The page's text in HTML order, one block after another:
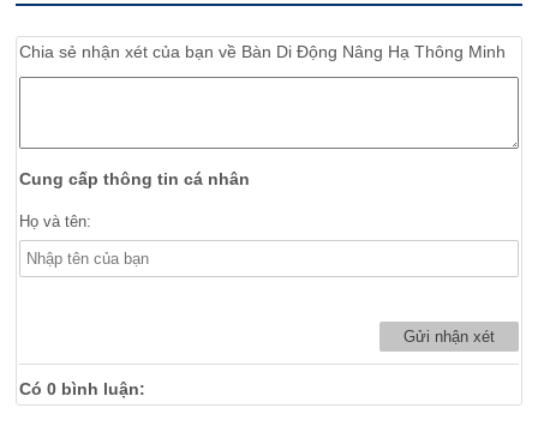
Chia sẻ nhận xét của bạn về Bàn Di Động Nâng Hạ Thông Minh
Cung cấp thông tin cá nhân
Họ và tên:
Có0 bình luận: